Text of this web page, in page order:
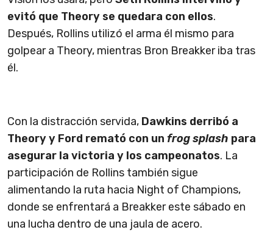
evitó que Theory se quedara con ellos.
Después, Rollins utilizó el arma él mismo para
golpear a Theory, mientras Bron Breakker iba tras
él.
Con la distracción servida, Dawkins derribó a
Theory y Ford remató con un frog splash para
asegurar la victoria y los campeonatos. La
participación de Rollins también sigue
alimentando la ruta hacia Night of Champions,
donde se enfrentará a Breakker este sábado en
una lucha dentro de una jaula de acero.